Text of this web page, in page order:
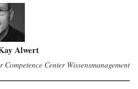
Alwert
Competence Center Wissensmanagement